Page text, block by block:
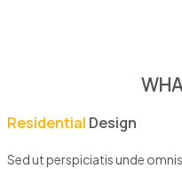
Residential Design
Sed ut perspiciatis unde